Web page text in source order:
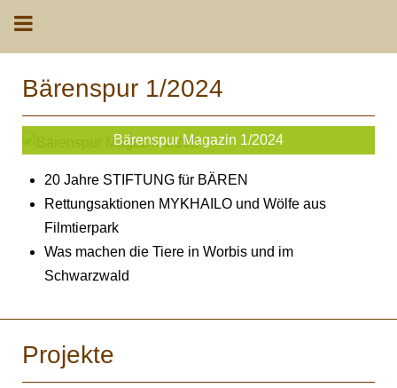
Bärenspur 1/2024
Bärenspur Magazin 1/2024
20 Jahre STIFTUNG für BÄREN
Rettungsaktionen MYKHAILO und Wölfe aus
Filmtierpark
Was machen die Tiere in Worbis und im
Schwarzwald
Projekte